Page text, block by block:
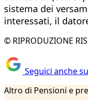
sistema dei
interessati, il
© RIPRODUZIONE
Seguici anche
Altro di Pensioni e